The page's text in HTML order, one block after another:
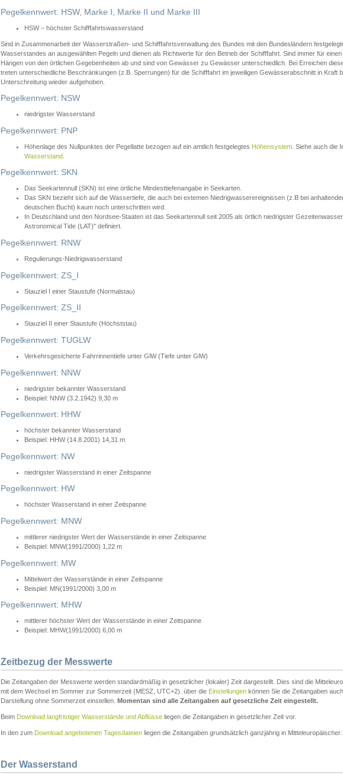
Pegelkennwert: HSW, Marke I, Marke II und Marke III
HSW – höchster Schifffahrtswasserstand
Sind in Zusammenarbeit der Wasserstraßen- und Schifffahrtsverwaltung des Bundes mit den Bundesländern
Wasserstandes an ausgewählten Pegeln und dienen als Richtwerte für den Betrieb der Schifffahrt. Sind immer für
Hängen von den örtlichen Gegebenheiten ab und sind von Gewässer zu Gewässer unterschiedlich. Bei Erreichen
treten unterschiedliche Beschränkungen (z.B. Sperrungen) für die Schifffahrt im jeweiligen Gewässerabschnitt in Kraft
Unterschreitung wieder aufgehoben.
Pegelkennwert: NSW
niedrigster Wasserstand
Pegelkennwert: PNP
Höhenlage des Nullpunktes der Pegellatte bezogen auf ein amtlich festgelegtes Höhensystem . Siehe auch die
Wasserstand
Pegelkennwert: SKN
Das Seekartennull (SKN) ist eine örtliche Mindesttiefenangabe in Seekarten.
Das SKN bezieht sich auf die Wassertiefe, die auch bei extemen Niedrigwasserereignissen (z.B bei
deutschen Bucht) kaum noch unterschritten wird.
In Deutschland und den Nordsee-Staaten ist das Seekartennull seit 2005 als örtlich niedrigster
Astronomical Tide (LAT)" definiert.
Pegelkennwert: RNW
Regulierungs-Niedrigwasserstand
Pegelkennwert: ZS_I
Stauziel I einer Staustufe (Normalstau)
Pegelkennwert: ZS_II
Stauziel II einer Staustufe (Höchststau)
Pegelkennwert: TUGLW
Verkehrsgesicherte Fahrrinnentiefe unter GlW (Tiefe unter GlW)
Pegelkennwert: NNW
niedrigster bekannter Wasserstand
Beispiel: NNW (3.2.1942) 9,30 m
Pegelkennwert: HHW
höchster bekannter Wasserstand
Beispiel: HHW (14.8.2001) 14,31 m
Pegelkennwert: NW
niedrigster Wasserstand in einer Zeitspanne
Pegelkennwert: HW
höchster Wasserstand in einer Zeitspanne
Pegelkennwert: MNW
mittlerer niedrigster Wert der Wasserstände in einer Zeitspanne
Beispiel: MNW(1991/2000) 1,22 m
Pegelkennwert: MW
Mittelwert der Wasserstände in einer Zeitspanne
Beispiel: MN(1991/2000) 3,00 m
Pegelkennwert: MHW
mittlerer höchster Wert der Wasserstände in einer Zeitspanne
Beispiel: MHW(1991/2000) 6,00 m
Zeitbezug der Messwerte
Die Zeitangaben der Messwerte werden standardmäßig in gesetzlicher (lokaler) Zeit dargestellt. Dies sind die
mit dem Wechsel im Sommer zur Sommerzeit (MESZ, UTC+2). über die Einstellungen können Sie die Zeitangaben
Darstellung ohne Sommerzeit einstellen. Momentan sind alle Zeitangaben auf gesetzliche Zeit eingestellt.
Beim Download langfristiger Wasserstände und Abflüsse liegen die Zeitangaben in gesetzlicher Zeit vor.
In den zum Download angebotenen Tagesdateien liegen die Zeitangaben grundsätzlich ganzjährig in Mitteleuropäischer
Der Wasserstand